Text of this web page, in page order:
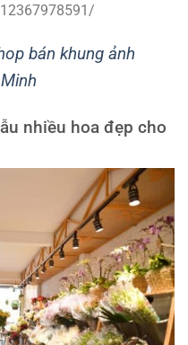
bán khung ảnh
nhiều hoa đẹp cho